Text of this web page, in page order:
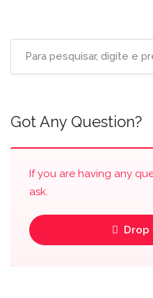
Got Any Question?
If you are having any
ask.
Drop